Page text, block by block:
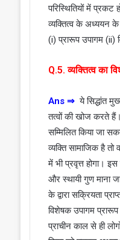
परिस्थितियों में प्रकट
व्यक्तित्व के अध्ययन
(i) प्रारूप उपागम (ii)
Q.5. व्यक्तित्व का
Ans ⇒ये सिद्धांत
तत्वों की खोज करते
सम्मिलित किया जा
व्यक्ति सामाजिक है
में भी प्रवृत्त होगा।
और स्थायी गुण माना
के द्वारा सक्रियता
विशेषक उपागम
प्राचीन काल से ही